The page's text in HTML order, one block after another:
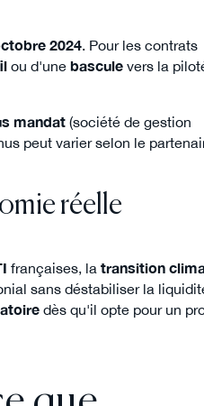
2024. Pour les contrats
ou d'unebascule vers la
mandat (société de gestion
peut varier selon le
réelle
françaises, latransition
sans déstabiliser la
dès qu'il opte pour un